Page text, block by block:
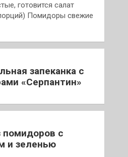
готовится салат
Помидоры свежие
запеканка с
«Серпантин»
помидоров с
и зеленью